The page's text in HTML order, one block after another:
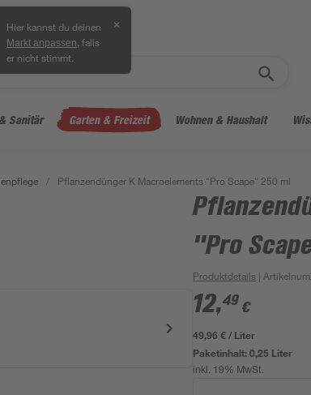
Hier kannst du deinen
Markt anpassen , falls
er nicht stimmt.
✕
Sanitär Garten & Freizeit Wohnen & Haushalt
/ Pflanzendünger K Macroelements "Pro Scape" 250 ml
"Pro
Produktdetails |
12,49 €
49,96 € / Liter
Paketinhalt:0,25 Liter
inkl. 19% MwSt.